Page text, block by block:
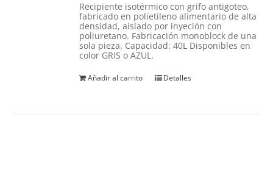
Recipiente isotérmico con grifo antigoteo,
fabricado en polietileno alimentario de alta
densidad, aislado por inyeción con
poliuretano. Fabricación monoblock de una
sola pieza. Capacidad: 40L Disponibles en
color GRIS o AZUL.
Añadir al carrito Detalles